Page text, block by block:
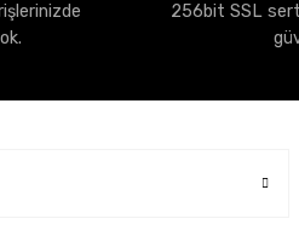
256bit SSL